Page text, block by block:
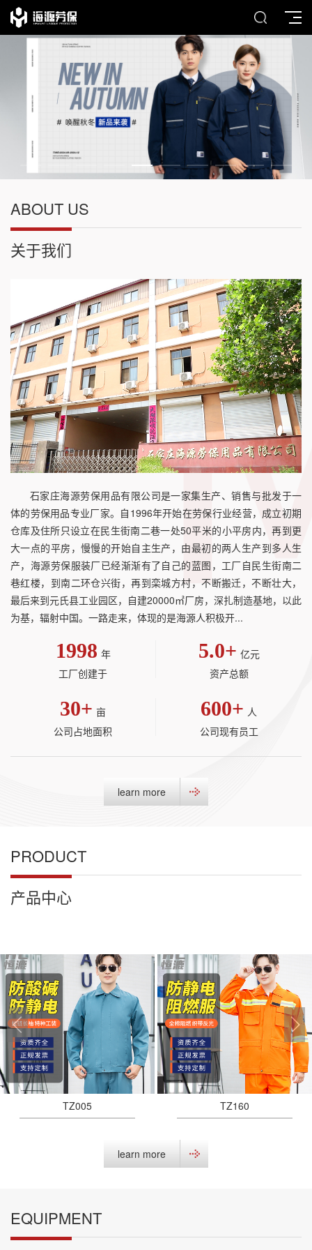
ABOUT US
关于我们
石家庄海源劳保用品有限公司是一家集生产、销售与批发于一
体的劳保用品专业厂家。自1996年开始在劳保行业经营，成立初期
仓库及住所只设立在民生街南二巷一处50平米的小平房内，再到更
大一点的平房，慢慢的开始自主生产，由最初的两人生产到多人生
产，海源劳保服装厂已经渐渐有了自己的蓝图，工厂自民生街南二
巷红楼，到南二环仓兴街，再到栾城方村，不断搬迁，不断壮大，
最后来到元氏县工业园区，自建20000㎡厂房，深扎制造基地，以此
为基，辐射中国。一路走来，体现的是海源人积极开...
1998 年
工厂创建于
5.0+ 亿元
资产总额
30+ 亩
公司占地面积
600+ 人
公司现有员工
learn more
PRODUCT
产品中心
TZ005 TZ160
learn more
EQUIPMENT